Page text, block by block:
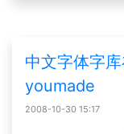
中文字体字
youmade
2008-10-30 15:17